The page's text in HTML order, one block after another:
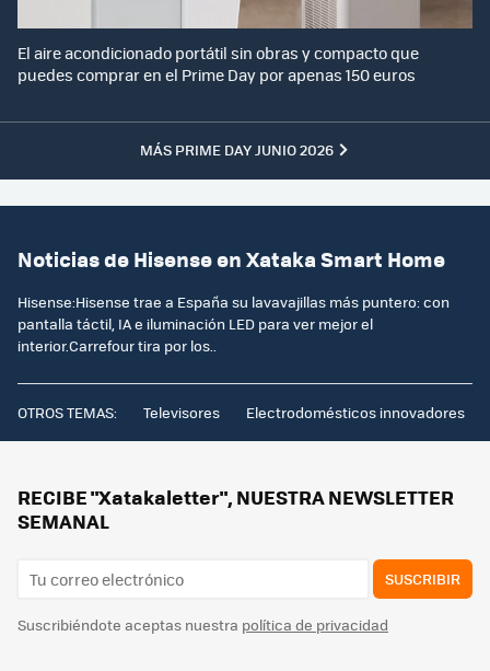
El aire acondicionado portátil sin obras y compacto que
puedes comprar en el Prime Day por apenas 150 euros
MÁS PRIME DAY JUNIO 2026
Noticias de Hisense en Xataka Smart Home
Hisense:Hisense trae a España su lavavajillas más puntero: con
pantalla táctil, IA e iluminación LED para ver mejor el
interior.Carrefour tira por los..
OTROS TEMAS: Televisores Electrodomésticos innovadores
RECIBE "Xatakaletter", NUESTRA NEWSLETTER
SEMANAL
SUSCRIBIR
Suscribiéndote aceptas nuestra política de privacidad